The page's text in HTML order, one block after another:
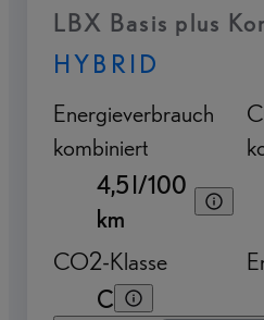
LBX Basis plus
HYBRID
Energieverbrauch
kombiniert
4,5 l/100
km
CO2-Klasse
C